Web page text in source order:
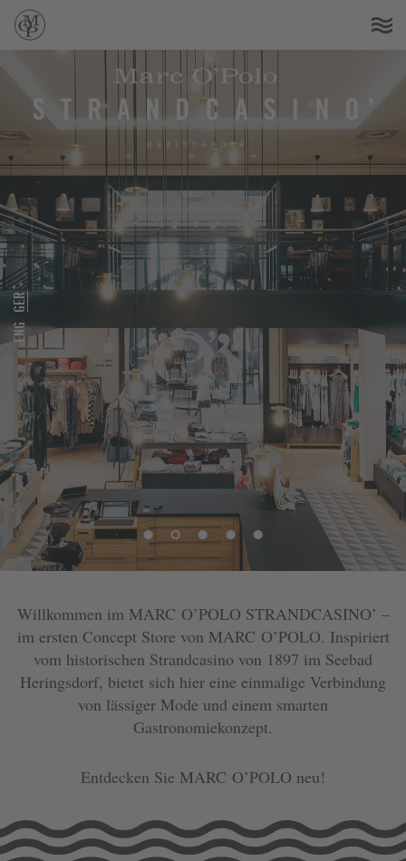
ENG
GER
Willkommen im MARC O’POLO STRANDCASINO’ –
im ersten Concept Store von MARC O’POLO. Inspiriert
vom historischen Strandcasino von 1897 im Seebad
Heringsdorf, bietet sich hier eine einmalige Verbindung
von lässiger Mode und einem smarten
Gastronomiekonzept.
Entdecken Sie MARC O’POLO neu!